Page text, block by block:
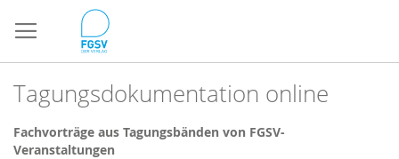
zum
Inhalt
Tagungsdokumentation online
Fachvorträge aus Tagungsbänden von FGSV-
Veranstaltungen